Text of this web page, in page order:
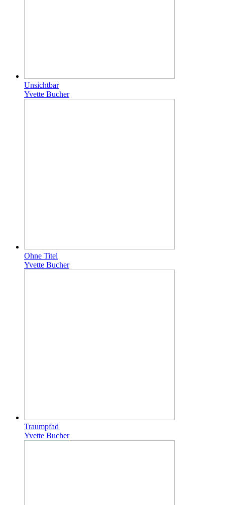
Unsichtbar
Yvette Bucher
Ohne Titel
Yvette Bucher
Traumpfad
Yvette Bucher